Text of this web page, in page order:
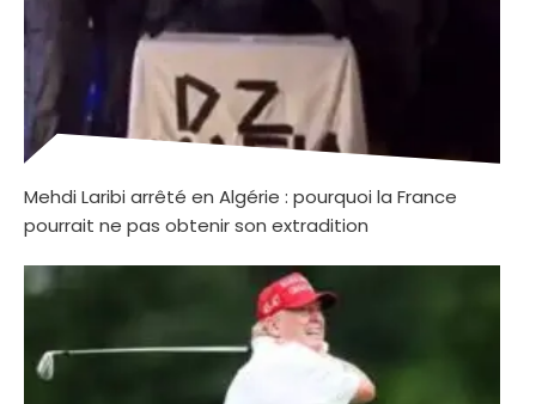
Mehdi Laribi arrêté en Algérie : pourquoi la France
pourrait ne pas obtenir son extradition